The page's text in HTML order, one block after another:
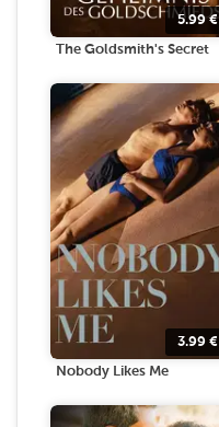
5.99€
The Goldsmith's Secret
3.99 €
Nobody Likes Me